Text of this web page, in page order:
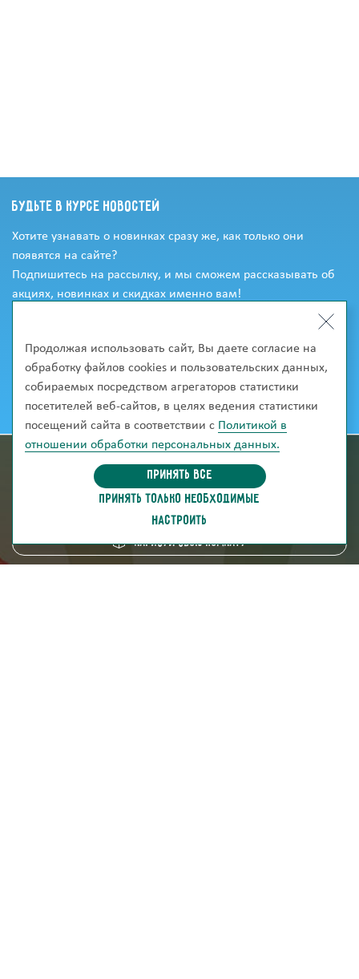
Продолжая использовать сайт, Вы даете согласие на
обработку файлов cookies и пользовательских данных,
собираемых посредством агрегаторов статистики
посетителей веб-сайтов, в целях ведения статистики
посещений сайта в соответствии с Политикой в
отношении обработки персональных данных.
Принять все
ПРИНЯТЬ ТОЛЬКО НЕОБХОДИМЫЕ
НАСТРОИТЬ
Будьте в курсе новостей
Хотите узнавать о новинках сразу же, как только они
появятся на сайте?
Подпишитесь на рассылку, и мы сможем рассказывать об
акциях, новинках и скидках именно вам!
информация для покупателей
скачать каталог
Нарисуй свою комнату